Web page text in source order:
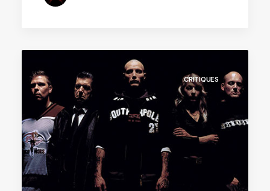
CRITIQUES